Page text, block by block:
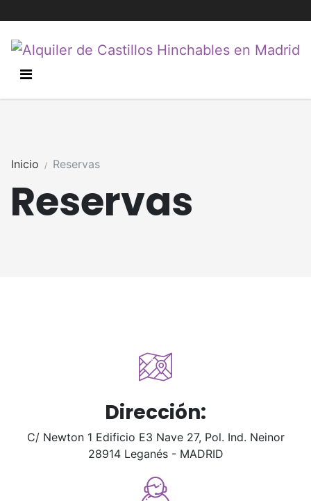
Reservas
Inicio Reservas
Dirección:
C/ Newton 1 Edificio E3 Nave 27, Pol. Ind. Neinor
28914 Leganés - MADRID